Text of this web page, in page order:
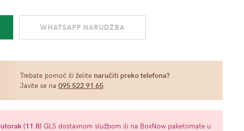
WHATSAPP NARUDŽBA
Trebate pomoć ili želite naručiti preko telefona?
Javite se na 095 522 91 65
utorak (11.8) GLS dostavnom službom ili na BoxNow paketomate u